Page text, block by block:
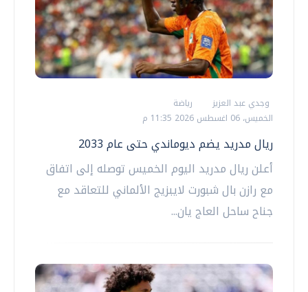
وجدي عبد العزيز
رياضة
الخميس، 06 اغسطس 2026 11:35 م
ريال مدريد يضم ديوماندي حتى عام 2033
أعلن ريال مدريد اليوم الخميس توصله إلى اتفاق
مع رازن بال شبورت لايبزيج الألماني للتعاقد مع
جناح ساحل العاج يان...